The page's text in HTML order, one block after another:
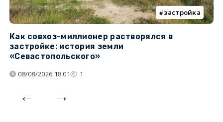
застройка
Как совхоз-миллионер растворялся в
застройке: история земли
«Севастопольского»
08/08/2026 18:01 1